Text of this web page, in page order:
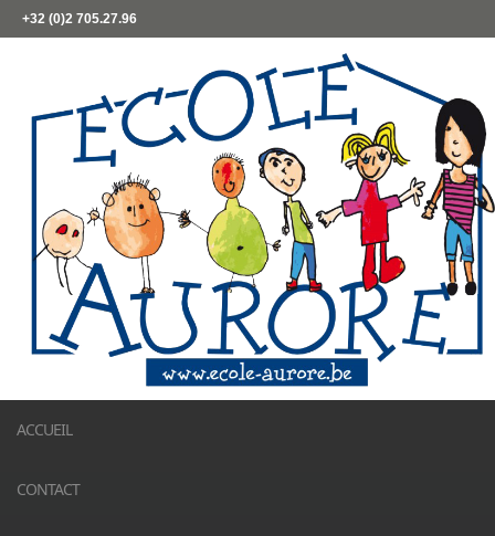
+32 (0)2 705.27.96
ACCUEIL
CONTACT